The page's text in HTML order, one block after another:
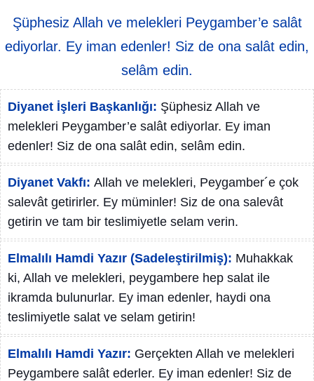
Şüphesiz Allah ve melekleri Peygamber’e salât
ediyorlar. Ey iman edenler! Siz de ona salât edin,
selâm edin.
Diyanet İşleri Başkanlığı: Şüphesiz Allah ve
melekleri Peygamber’e salât ediyorlar. Ey iman
edenler! Siz de ona salât edin, selâm edin.
Diyanet Vakfı: Allah ve melekleri, Peygamber´e çok
salevât getirirler. Ey müminler! Siz de ona salevât
getirin ve tam bir teslimiyetle selam verin.
Elmalılı Hamdi Yazır (Sadeleştirilmiş): Muhakkak
ki, Allah ve melekleri, peygambere hep salat ile
ikramda bulunurlar. Ey iman edenler, haydi ona
teslimiyetle salat ve selam getirin!
Elmalılı Hamdi Yazır: Gerçekten Allah ve melekleri
Peygambere salât ederler. Ey iman edenler! Siz de